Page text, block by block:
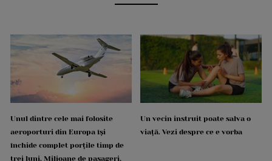
Unul dintre cele mai folosite
aeroporturi din Europa își
închide complet porțile timp de
trei luni. Milioane de pasageri,
Un vecin instruit poate salva o
viață. Vezi despre ce e vorba